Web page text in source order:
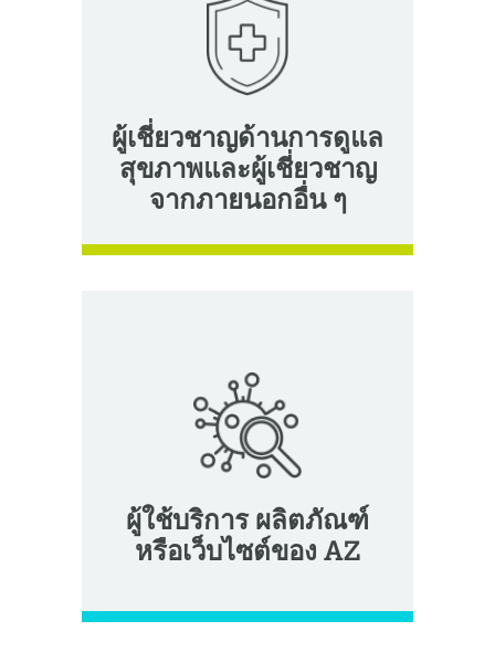
ผู้เชี่ยวชาญด้านการดูแล
สุขภาพและผู้เชี่ยวชาญ
จากภายนอกอื่น ๆ
ผู้ใช้บริการ ผลิตภัณฑ์
หรือเว็บไซต์ของ AZ